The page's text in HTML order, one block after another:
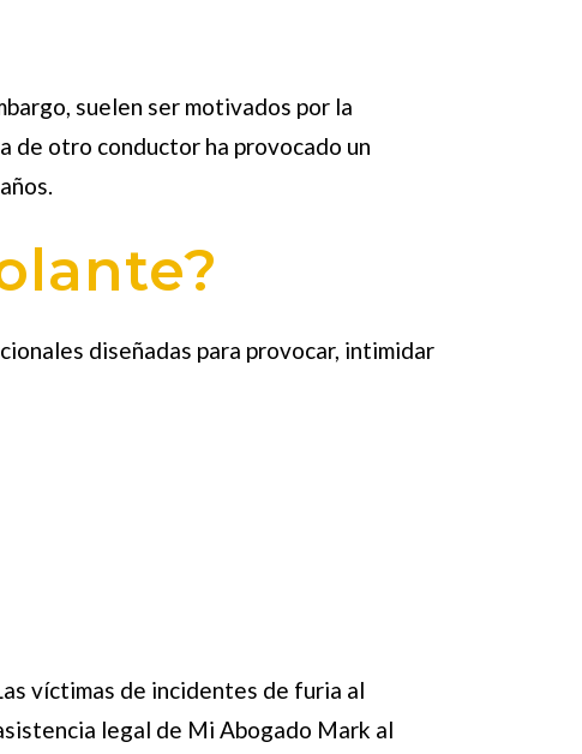
suelen ser motivados por la
de otro conductor ha provocado un
diseñadas para provocar, intimidar
víctimas de incidentes de furia al
legal de Mi Abogado Mark al